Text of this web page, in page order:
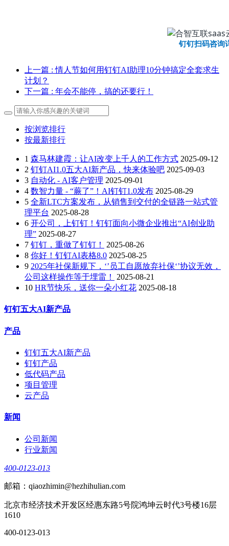
钉钉扫码咨询
上一篇 : 情人节如何用钉钉AI助理10分钟搞定全套求生
计划？
下一篇 : 年会不能停，搞的还要行！
按浏览排行
按最新排行
1 森马林建霞：让AI改变上千人的工作方式 2025-09-12
2 钉钉AI1.0五大AI新产品，快来体验吧 2025-09-03
3 自动化 - AI客户管理 2025-09-01
4 数智力量 - “蕨了”！AI钉钉1.0发布 2025-08-29
5 全新LTC方案发布，从销售到交付的全链路一站式管
理平台 2025-08-28
6 开公司，上钉钉！钉钉面向小微企业推出“AI创业助
理” 2025-08-27
7 钉钉，重做了钉钉！
2025-08-26
8 你好！钉钉AI表格8.0 2025-08-25
9 2025年社保新规下，‘’员工自愿放弃社保‘’协议无效，
公司这样操作等于埋雷！
2025-08-21
10 HR节快乐，送你一朵小红花 2025-08-18
钉钉五大AI新产品
产品
钉钉五大AI新产品
钉钉产品
低代码产品
项目管理
云产品
新闻
公司新闻
行业新闻
400-0123-013
邮箱：qiaozhimin@hezhihulian.com
北京市经济技术开发区经惠东路5号院鸿坤云时代3号楼16层
1610
400-0123-013